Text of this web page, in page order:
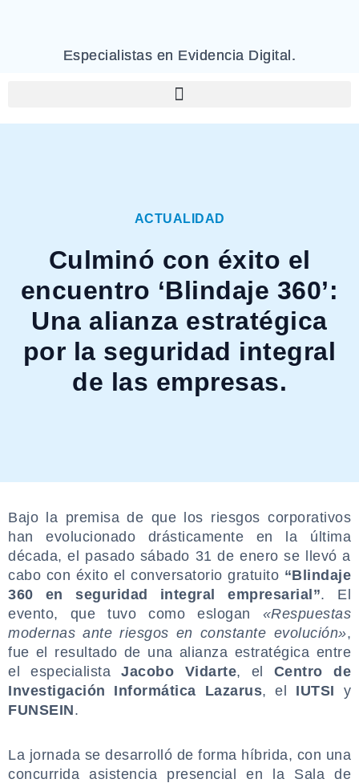
Especialistas en Evidencia Digital.
ACTUALIDAD
Culminó con éxito el
encuentro ‘Blindaje 360’:
Una alianza estratégica
por la seguridad integral
de las empresas.
Bajo la premisa de que los riesgos corporativos
han evolucionado drásticamente en la última
década, el pasado sábado 31 de enero se llevó a
cabo con éxito el conversatorio gratuito “Blindaje
360 en seguridad integral empresarial”. El
evento, que tuvo como eslogan «Respuestas
modernas ante riesgos en constante evolución»,
fue el resultado de una alianza estratégica entre
el especialistaJacobo Vidarte, el Centro de
Investigación Informática Lazarus, el IUTSI y
FUNSEIN.
La jornada se desarrolló de forma híbrida, con una
concurrida asistencia presencial en la Sala de